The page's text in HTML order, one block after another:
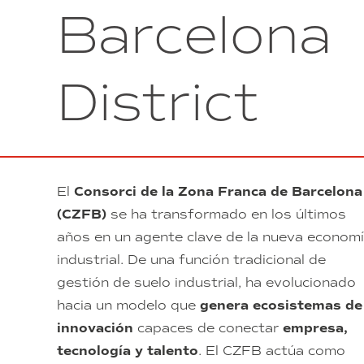
Barcelona
District
El Consorci de la Zona Franca de Barcelona
(CZFB) se ha transformado en los últimos
años en un agente clave de la nueva
industrial. De una función tradicional de
gestión de suelo industrial, ha evolucionado
hacia un modelo que genera ecosistemas de
innovación capaces de conectar empresa,
tecnología y talento. El CZFB actúa como